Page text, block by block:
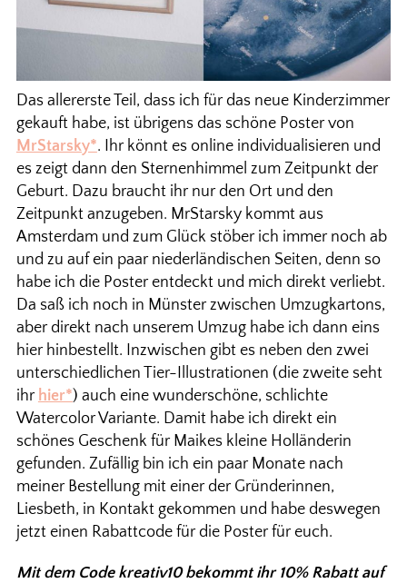
Das allererste Teil, dass ich für das neue Kinderzimmer
gekauft habe, ist übrigens das schöne Poster von
MrStarsky*. Ihr könnt es online individualisieren und
es zeigt dann den Sternenhimmel zum Zeitpunkt der
Geburt. Dazu braucht ihr nur den Ort und den
Zeitpunkt anzugeben. MrStarsky kommt aus
Amsterdam und zum Glück stöber ich immer noch ab
und zu auf ein paar niederländischen Seiten, denn so
habe ich die Poster entdeckt und mich direkt verliebt.
Da saß ich noch in Münster zwischen Umzugkartons,
aber direkt nach unserem Umzug habe ich dann eins
hier hinbestellt. Inzwischen gibt es neben den zwei
unterschiedlichen Tier-Illustrationen (die zweite seht
ihr hier*) auch eine wunderschöne, schlichte
Watercolor Variante. Damit habe ich direkt ein
schönes Geschenk für Maikes kleine Holländerin
gefunden. Zufällig bin ich ein paar Monate nach
meiner Bestellung mit einer der Gründerinnen,
Liesbeth, in Kontakt gekommen und habe deswegen
jetzt einen Rabattcode für die Poster für euch.
Mit dem Code kreativ10 bekommt ihr 10% Rabatt auf